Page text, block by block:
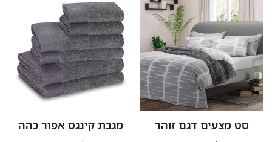
סט מצעים דגם זוהר מגבת קינגס אפור כהה